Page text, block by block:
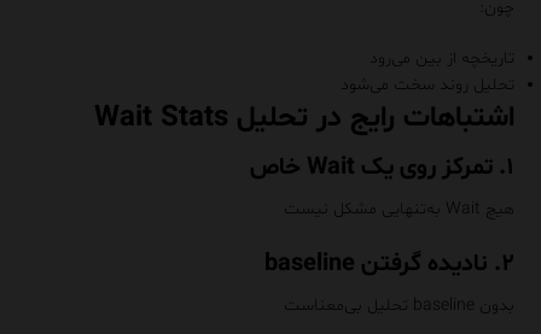
چون:
تاریخچه از بین می‌رود
تحلیل روند سخت می‌شود
اشتباهات رایج در تحلیل Wait Stats
۱. تمرکز روی یک Wait خاص
هیچ Wait به‌تنهایی مشکل نیست
۲. نادیده گرفتن baseline
بدون baseline تحلیل بی‌معناست